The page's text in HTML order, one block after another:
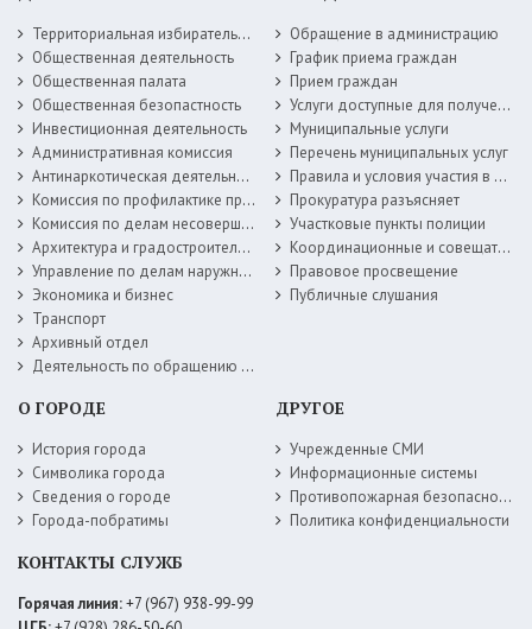
Территориальная избирательная комиссия
Общественная деятельность
Общественная палата
Общественная безопастность
Инвестиционная деятельность
Административная комиссия
Антинаркотическая деятельность
Комиссия по профилактике правонарушений
Комиссия по делам несовершеннолетних
Архитектура и градостроительство
Управление по делам наружной рекламы
Экономика и бизнес
Транспорт
Архивный отдел
Деятельность по обращению с животными без владельцев
Обращение в администрацию
График приема граждан
Прием граждан
Услуги доступные для получения в электронной форме
Муниципальные услуги
Перечень муниципальных услуг
Правила и условия участия в жилищных программах
Прокуратура разъясняет
Участковые пункты полиции
Координационные и совещательные органы
Правовое просвещение
Публичные слушания
О ГОРОДЕ
История города
Символика города
Сведения о городе
Города-побратимы
ДРУГОЕ
Учрежденные СМИ
Информационные системы
Противопожарная безопасность
Политика конфиденциальности
КОНТАКТЫ СЛУЖБ
Горячая линия:+7 (967) 938-99-99